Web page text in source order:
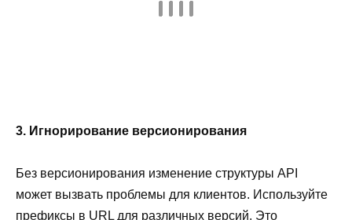
3. Игнорирование версионирования
Без версионирования изменение структуры API
может вызвать проблемы для клиентов. Используйте
префиксы в URL для различных версий. Это